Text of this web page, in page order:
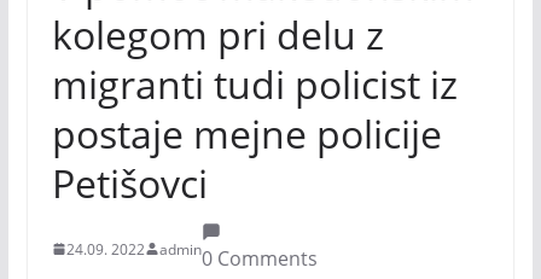
kolegom pri delu z
migranti tudi policist iz
postaje mejne policije
Petišovci
24.09. 2022 admin0 Comments